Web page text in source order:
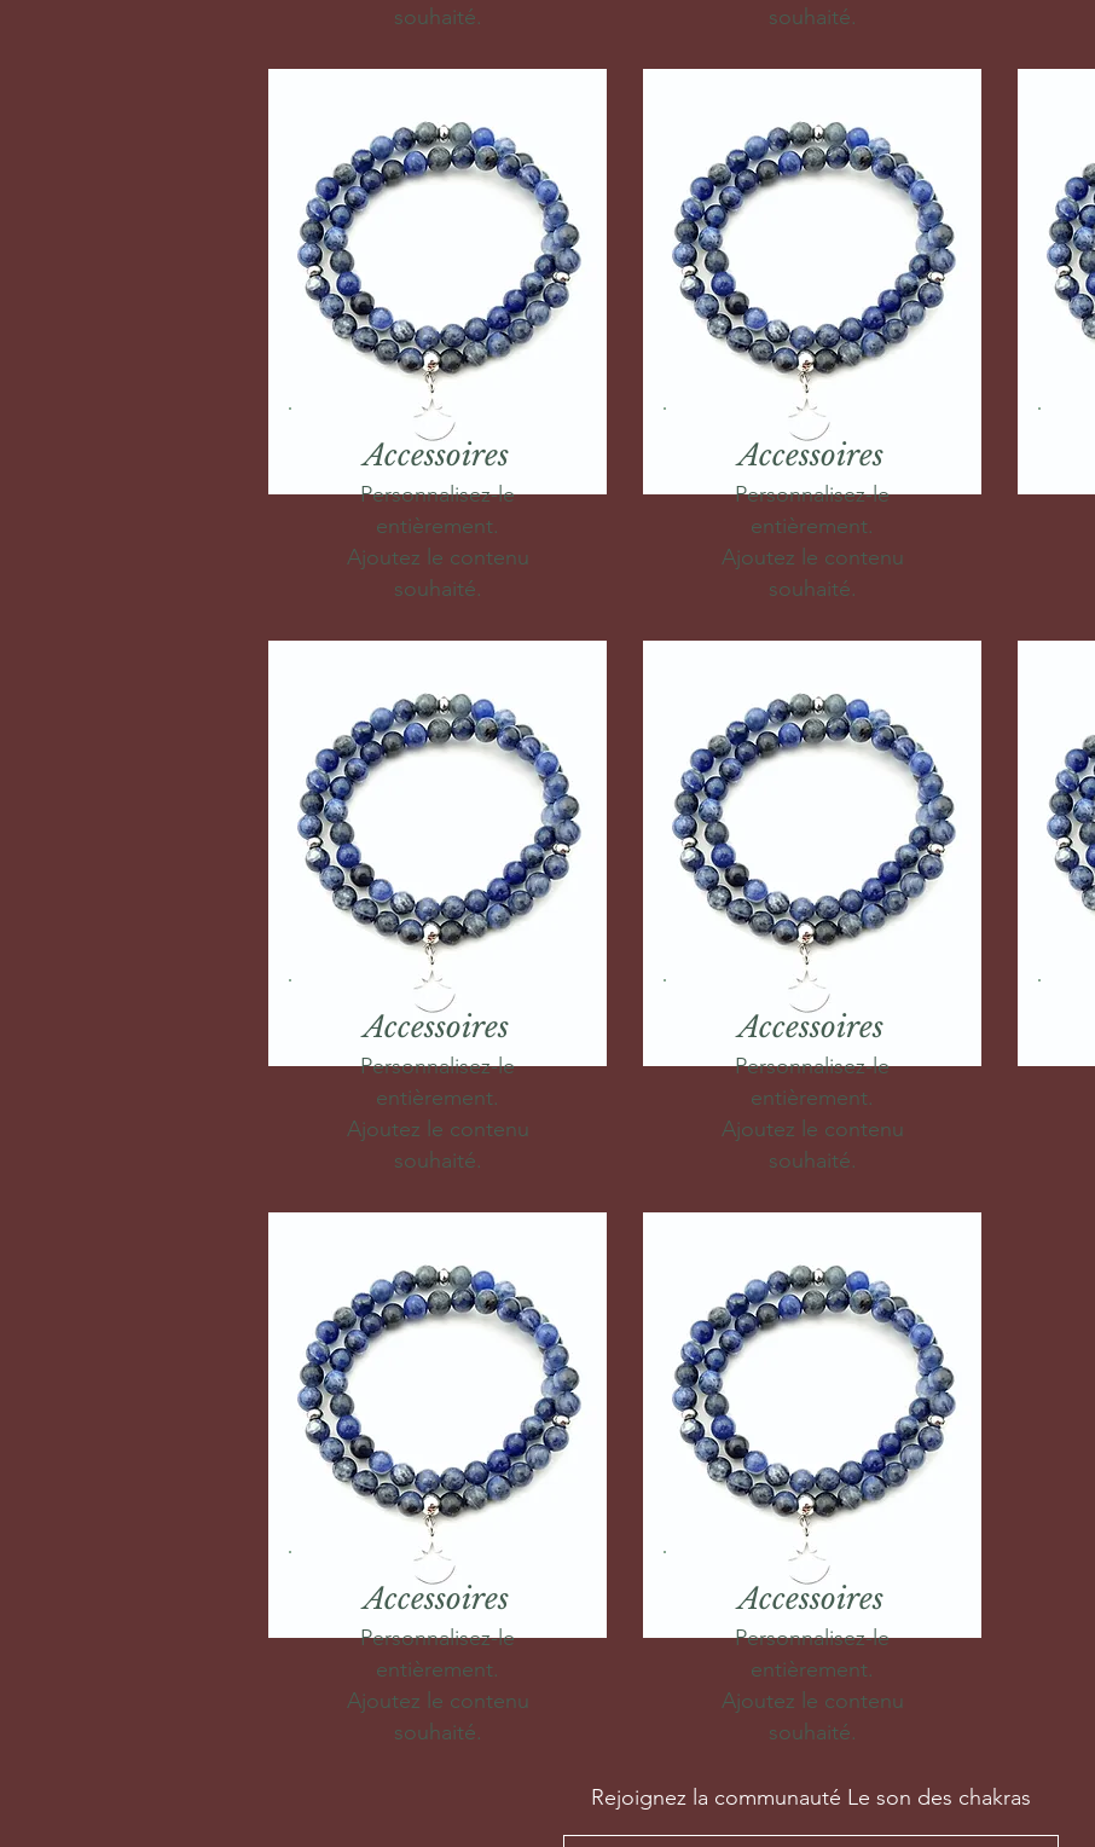
souhaité.
Accessoires
Personnalisez-le
entièrement.
Ajoutez le contenu
souhaité.
Accessoires
Personnalisez-le
entièrement.
Ajoutez le contenu
souhaité.
Accessoires
Personnalisez-le
entièrement.
Ajoutez le contenu
souhaité.
souhaité.
Accessoires
Personnalisez-le
entièrement.
Ajoutez le contenu
souhaité.
Accessoires
Personnalisez-le
entièrement.
Ajoutez le contenu
souhaité.
Accessoires
Personnalisez-le
entièrement.
Ajoutez le contenu
souhaité.
Rejoignez la communauté Le son des chakras